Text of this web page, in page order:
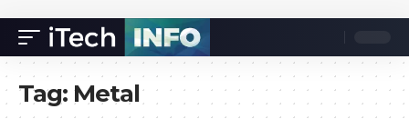
Tag: Metal